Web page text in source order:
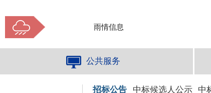
雨情信息
公共服务
招标公告 中标候选人公示 中